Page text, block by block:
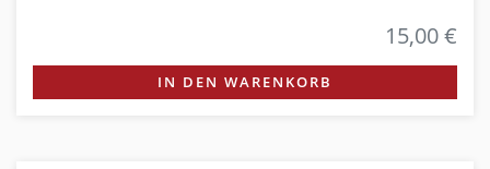
15,00 €
IN DEN WARENKORB